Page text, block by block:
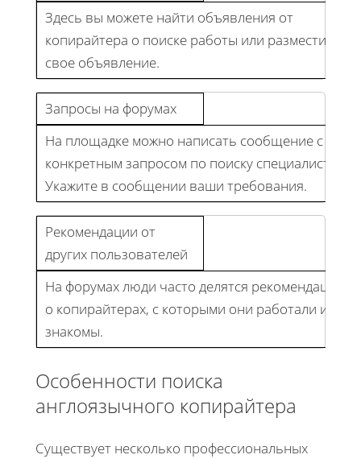
Здесь вы можете найти объявления от
копирайтера о поиске работы или разместить
свое объявление.
Запросы на форумах
На площадке можно написать сообщение с
конкретным запросом по поиску специалиста.
Укажите в сообщении ваши требования.
Рекомендации от
других пользователей
На форумах люди часто делятся рекомендациями
о копирайтерах, с которыми они работали или
знакомы.
Особенности поиска
англоязычного копирайтера
Существует несколько профессиональных